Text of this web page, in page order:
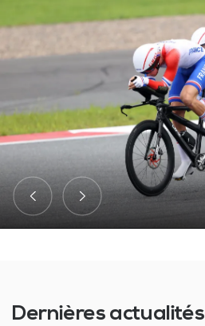
Dernières actualités